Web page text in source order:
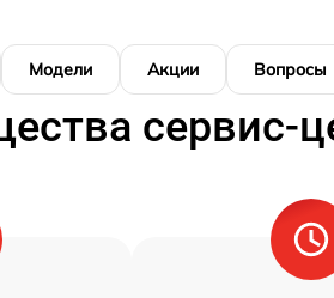
Модели Акции Вопросы
сервис-